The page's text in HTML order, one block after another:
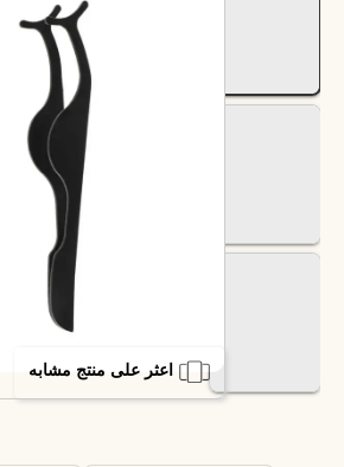
اعثر على منتج مشابه